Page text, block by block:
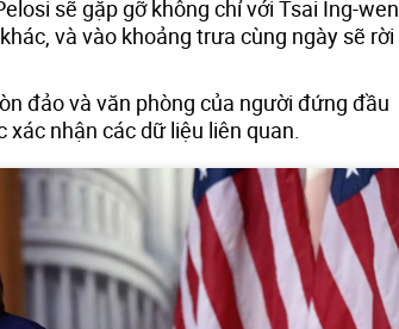
​sẽ gặp gỡ không chỉ với Tsai Ing-wen
và vào khoảng trưa cùng ngày sẽ rời
đảo và văn phòng của người đứng đầu
nhận các dữ liệu liên quan.